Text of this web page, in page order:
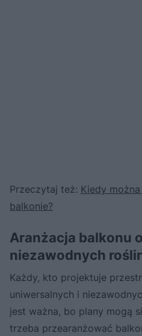
Przeczytaj też: Kiedy
balkonie?
Aranżacja balkonu
niezawodnych
Każdy, kto projektuje
uniwersalnych i
jest ważna, bo plany mogą
trzeba przearanżować